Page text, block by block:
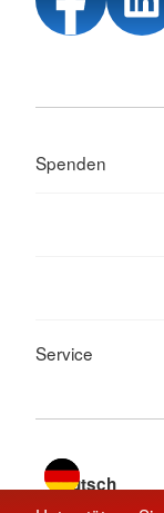
Spenden
Service
Sprache